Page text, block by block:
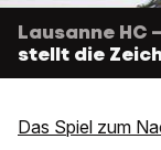
Lausanne HC
stellt die
Das Spiel zum